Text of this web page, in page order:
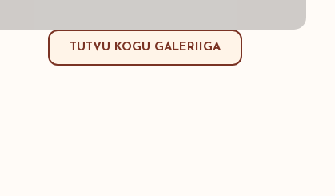
TUTVU KOGU GALERIIGA